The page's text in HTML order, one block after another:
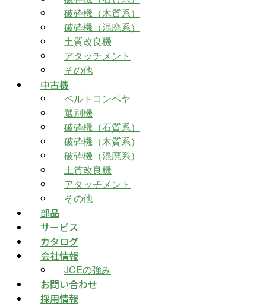
破砕機（木質系）
破砕機（混廃系）
土質改良機
アタッチメント
その他
中古機
ベルトコンベヤ
選別機
破砕機（石質系）
破砕機（木質系）
破砕機（混廃系）
土質改良機
アタッチメント
その他
部品
サービス
カタログ
会社情報
JCEの強み
お問い合わせ
採用情報